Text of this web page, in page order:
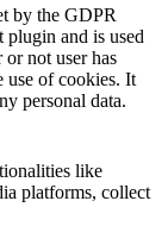
by the GDPR
plugin and is used
or not user has
use of cookies. It
personal data.
like
platforms, collect